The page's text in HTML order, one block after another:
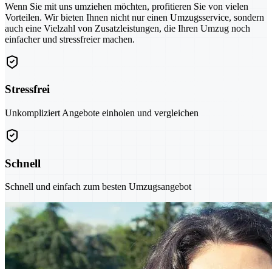
Wenn Sie mit uns umziehen möchten, profitieren Sie von vielen
Vorteilen. Wir bieten Ihnen nicht nur einen Umzugsservice, sondern
auch eine Vielzahl von Zusatzleistungen, die Ihren Umzug noch
einfacher und stressfreier machen.
Stressfrei
Unkompliziert Angebote einholen und vergleichen
Schnell
Schnell und einfach zum besten Umzugsangebot